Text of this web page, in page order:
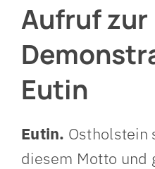
Aufruf zur
Eutin
Eutin. Ostholstein
diesem Motto und